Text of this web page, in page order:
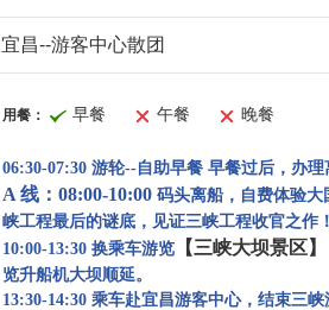
宜昌--游客中心散团
用餐： 早餐 午餐 晚餐
06:30-07:30 游轮--自助早餐 早餐过后，办
A 线：08:00-10:00 码头离船，自费体验大
峡工程最后的谜底，见证三峡工程收官之作
10:00-13:30 换乘车游览 【三峡大坝景区】
览升船机大坝顺延。
13:30-14:30 乘车赴宜昌游客中心，结束三